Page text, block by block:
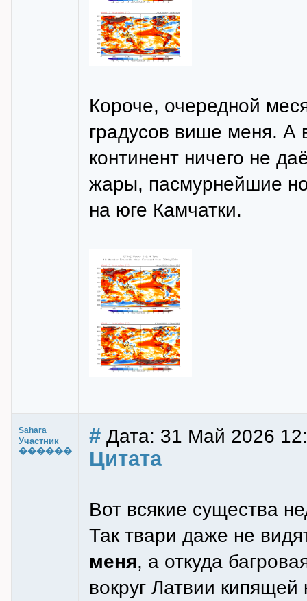
Короче, очередной
градусов више меня. А
континент ничего не
жары, пасмурнейшие
на юге Камчатки.
Sahara
Участник
������
# Дата: 31 Май 2026
Цитата
Вот всякие существа
Так твари даже не
меня, а откуда
вокруг Латвии